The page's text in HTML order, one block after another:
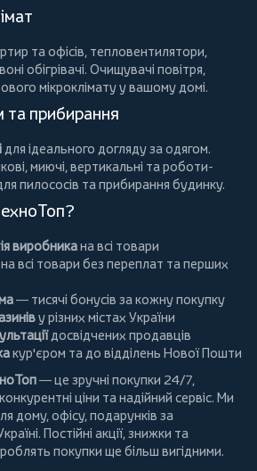
та офісів, тепловентилятори,
обігрівачі. Очищувачі повітря,
мікроклімату у вашому домі.
та прибирання
для ідеального догляду за одягом.
,миючі,вертикальні тароботи-
пилососів та прибирання будинку.
виробникана всі товари
на всі товари без переплат та перших
— тисячі бонусів за кожну покупку
у різних містах України
досвідчених продавців
кур'єром та до відділень Нової Пошти
— це зручні покупки 24/7,
ціни та надійний сервіс. Ми
дому, офісу, подарунків за
Постійні акції, знижки та
роблять покупки ще більш вигідними.